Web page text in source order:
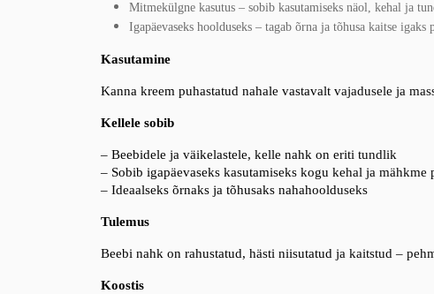
Mitmekülgne kasutus – sobib kasutamiseks näol, kehal ja
Igapäevaseks hoolduseks – tagab õrna ja tõhusa kaitse igaks
Kasutamine
Kanna kreem puhastatud nahale vastavalt vajadusele ja
Kellele sobib
– Beebidele ja väikelastele, kelle nahk on eriti tundlik
– Sobib igapäevaseks kasutamiseks kogu kehal ja mähkme
– Ideaalseks õrnaks ja tõhusaks nahahoolduseks
Tulemus
Beebi nahk on rahustatud, hästi niisutatud ja kaitstud –
Koostis